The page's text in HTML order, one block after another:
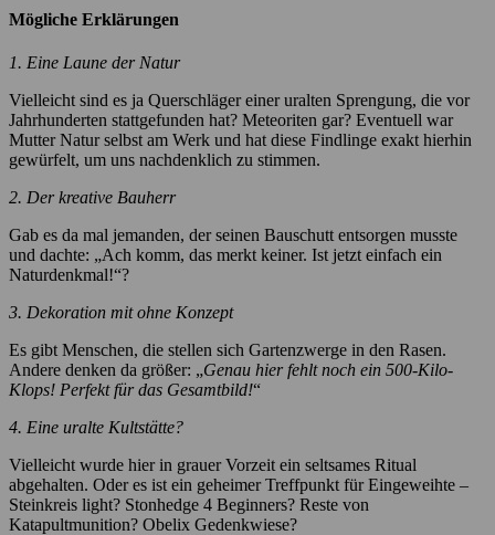
Mögliche Erklärungen
1. Eine Laune der Natur
Vielleicht sind es ja Querschläger einer uralten Sprengung, die vor
Jahrhunderten stattgefunden hat? Meteoriten gar? Eventuell war
Mutter Natur selbst am Werk und hat diese Findlinge exakt hierhin
gewürfelt, um uns nachdenklich zu stimmen.
2. Der kreative Bauherr
Gab es da mal jemanden, der seinen Bauschutt entsorgen musste
und dachte: „Ach komm, das merkt keiner. Ist jetzt einfach ein
Naturdenkmal!“?
3. Dekoration mit ohne Konzept
Es gibt Menschen, die stellen sich Gartenzwerge in den Rasen.
Andere denken da größer: „Genau hier fehlt noch ein 500-Kilo-
Klops! Perfekt für das Gesamtbild!“
4. Eine uralte Kultstätte?
Vielleicht wurde hier in grauer Vorzeit ein seltsames Ritual
abgehalten. Oder es ist ein geheimer Treffpunkt für Eingeweihte –
Steinkreis light? Stonhedge 4 Beginners? Reste von
Katapultmunition? Obelix Gedenkwiese?